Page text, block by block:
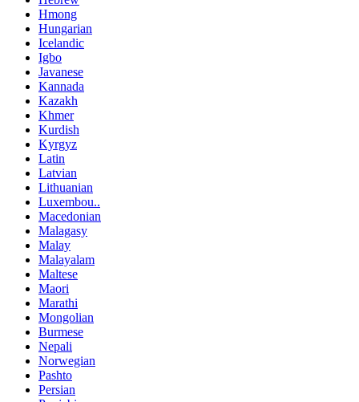
Hmong
Hungarian
Icelandic
Igbo
Javanese
Kannada
Kazakh
Khmer
Kurdish
Kyrgyz
Latin
Latvian
Lithuanian
Luxembou..
Macedonian
Malagasy
Malay
Malayalam
Maltese
Maori
Marathi
Mongolian
Burmese
Nepali
Norwegian
Pashto
Persian